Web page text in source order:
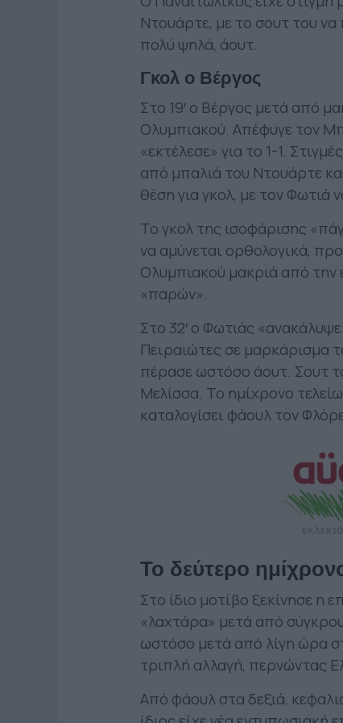
Ντουάρτε, με το σουτ του να
πολύ ψηλά, άουτ.
Γκολ ο Βέργος
Στο 19′ ο Βέργος μετά από
Ολυμπιακού. Απέφυγε τον
«εκτέλεσε» για το 1-1.
από μπαλιά του Ντουάρτε
θέση για γκολ, με τον Φωτιά
Το γκολ της ισοφάρισης
να αμύνεται ορθολογικά,
Ολυμπιακού μακριά από την
«παρών».
Στο 32′ ο Φωτιάς
Πειραιώτες σε μαρκάρισμα
πέρασε ωστόσο άουτ. Σουτ
Μελίσσα. Το ημίχρονο
καταλογίσει φάουλ τον
Το δεύτερο
Στο ίδιο μοτίβο ξεκίνησε η
«λαχτάρα» μετά από
ωστόσο μετά από λίγη ώρα
τριπλή αλλαγή, περνώντας
Από φάουλ στα δεξιά,